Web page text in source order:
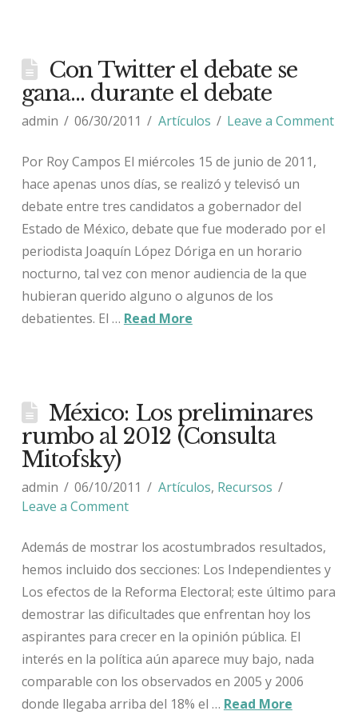
Con Twitter el debate se
gana… durante el debate
admin 06/30/2011 Artículos Leave a Comment
Por Roy Campos El miércoles 15 de junio de 2011,
hace apenas unos días, se realizó y televisó un
debate entre tres candidatos a gobernador del
Estado de México, debate que fue moderado por el
periodista Joaquín López Dóriga en un horario
nocturno, tal vez con menor audiencia de la que
hubieran querido alguno o algunos de los
debatientes. El … Read More
México: Los preliminares
rumbo al 2012 (Consulta
Mitofsky)
admin 06/10/2011 Artículos, Recursos
Leave a Comment
Además de mostrar los acostumbrados resultados,
hemos incluido dos secciones: Los Independientes y
Los efectos de la Reforma Electoral; este último para
demostrar las dificultades que enfrentan hoy los
aspirantes para crecer en la opinión pública. El
interés en la política aún aparece muy bajo, nada
comparable con los observados en 2005 y 2006
donde llegaba arriba del 18% el … Read More